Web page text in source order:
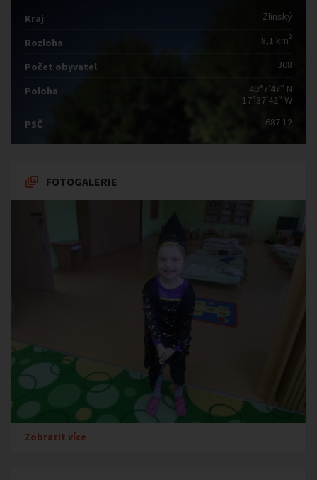
Kraj Zlínský
Rozloha 8,1 km2
Počet obyvatel 308
Poloha
49°7′47″ N
17°37′42″ W
PSČ
687 12
FOTOGALERIE
Zobrazit více